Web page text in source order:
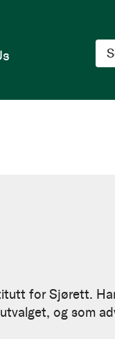
for Sjørett.
og som